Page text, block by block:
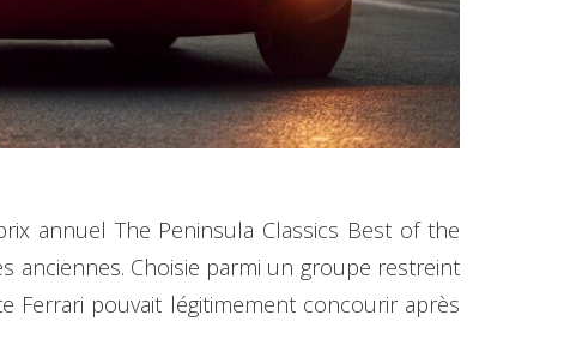
annuel The Peninsula Classics Best of the
anciennes. Choisie parmi un groupe restreint
Ferrari pouvait légitimement concourir après